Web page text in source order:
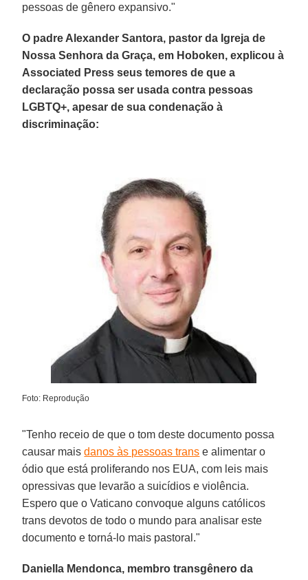
pessoas de gênero expansivo."
O padre Alexander Santora, pastor da Igreja de
Nossa Senhora da Graça, em Hoboken, explicou à
Associated Press seus temores de que a
declaração possa ser usada contra pessoas
LGBTQ+, apesar de sua condenação à
discriminação:
Foto: Reprodução
"Tenho receio de que o tom deste documento possa
causar maisdanos às pessoas trans e alimentar o
ódio que está proliferando nos EUA, com leis mais
opressivas que levarão a suicídios e violência.
Espero que o Vaticano convoque alguns católicos
trans devotos de todo o mundo para analisar este
documento e torná-lo mais pastoral."
Daniella Mendonca, membro transgênero da